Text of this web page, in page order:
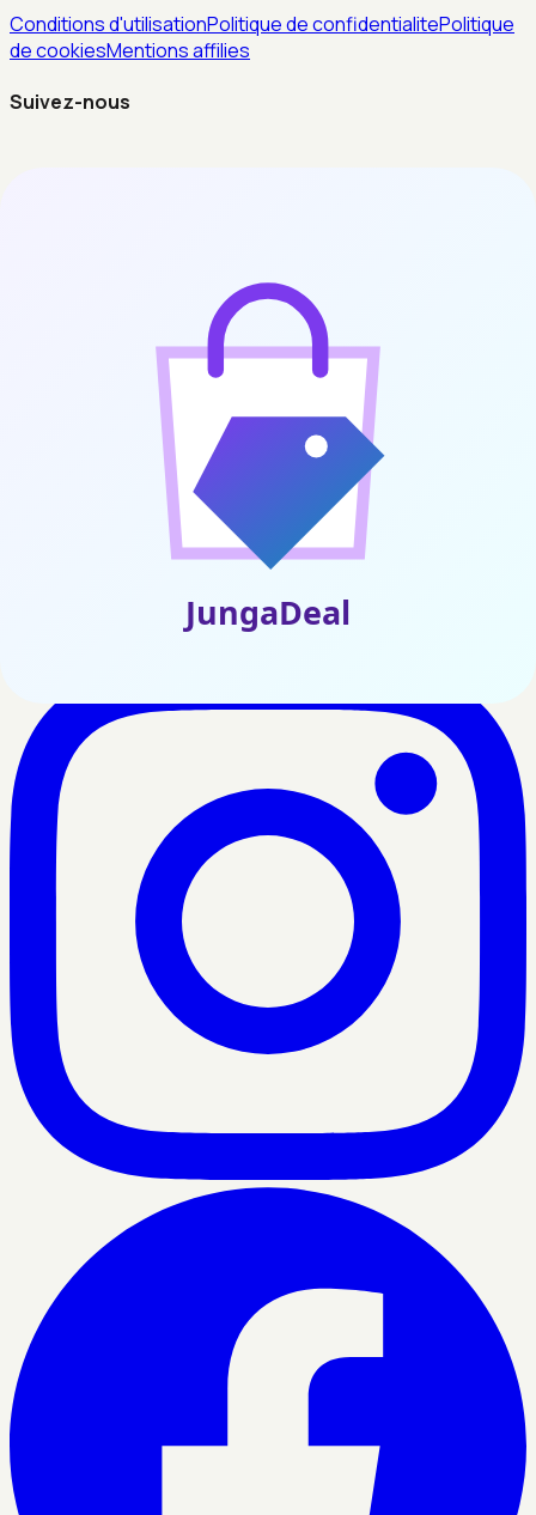
Conditions d'utilisationPolitique de confidentialitePolitique
de cookiesMentions affilies
Suivez-nous